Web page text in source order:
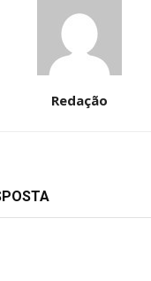
Redação